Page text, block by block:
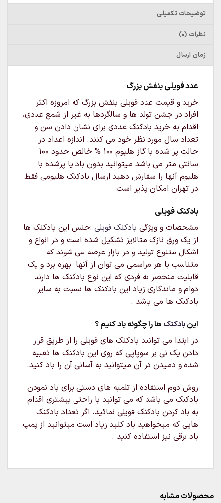
توضیحات تکمیلی
نظرات (0)
زمان ارسال
عدد فویلی بنفش بزرگ
خرید و قیمت عدد فویلی بنفش بزرگ که امروزه اکثر
افراد در جشن تولد ها و سالگردها به غیر از شمع عددی،
اقدام به خرید بادکنک عددی برای نشان دادن سن و
تعداد سال مورد نظر خود می کنند. اندازه اعداد در
حالت پر شده با گاز هلیوم ۱۰۰ % خالص حدود ۱۰۰
سانتی متر می باشد میتوانید بدون باد یا پرشده با
هلیوم آنها را سفارش دهید ارسال بادکنک هلیومی فقط
در تهران امکان پذیر است
بادکنک فویلی
مشخصات و ویژگی بادکنک فویلی :جنس این بادکنک ها
از یک ورق نازک متالایز تشکیل شده است و در انواع و
اشکال متنوع تولید و در بازار عرضه می شوند که
متناسب با هر مراسمی می توان از آنها بهره برد و یک
قابلیت منحصر به فردی که این نوع بادکنک ها دارند
دوام و ماندگاری زیاد این بادکنک ها نسبت به سایر
بادکنک ها می باشد .
اینبادکنک ها را چگونه باد کنیم ؟
در ابتدا می توانید بادکنک های فویلی را از طریق قرار
دادن یک نی بر سوپاپی که روی این بادکنک ها تعبیه
شده و دمیدن در آن میتوانید به آسانی آن را باد کنید.
روش دوم استفاده از تلمبه های دستی برای باد نمودن
بادکنک می باشد که می توانید با راحتی بیشتری اقدام
به باد کردن بادکنک فویلی نمائید. اگر تعداد بادکنک
هایی که میخواهید باد کنید زیاد است میتوانید از پمپ
باد برقی نیز استفاده کنید .
محصولات مشابه